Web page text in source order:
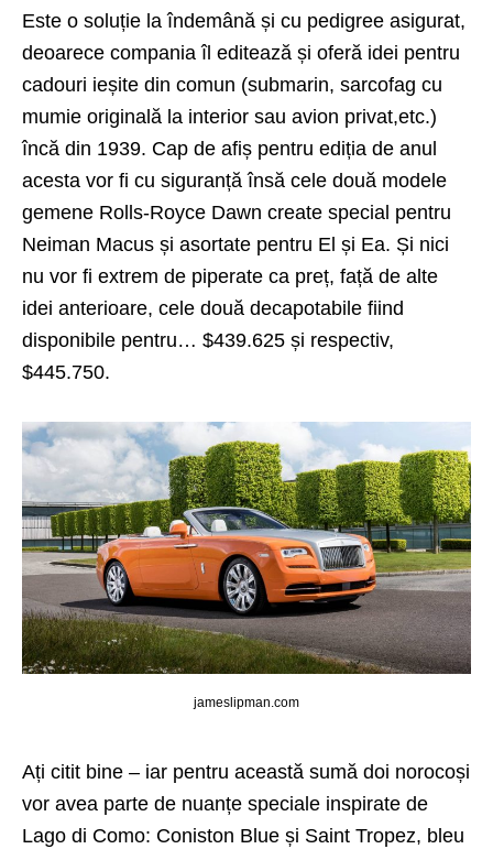
Este o soluție la îndemână și cu pedigree asigurat,
deoarece compania îl editează și oferă idei pentru
cadouri ieșite din comun (submarin, sarcofag cu
mumie originală la interior sau avion privat,etc.)
încă din 1939. Cap de afiș pentru ediția de anul
acesta vor fi cu siguranță însă cele două modele
gemene Rolls-Royce Dawn create special pentru
Neiman Macus și asortate pentru El și Ea. Și nici
nu vor fi extrem de piperate ca preț, față de alte
idei anterioare, cele două decapotabile fiind
disponibile pentru… $439.625 și respectiv,
$445.750.
jameslipman.com
Ați citit bine – iar pentru această sumă doi norocoși
vor avea parte de nuanțe speciale inspirate de
Lago di Como: Coniston Blue și Saint Tropez, bleu